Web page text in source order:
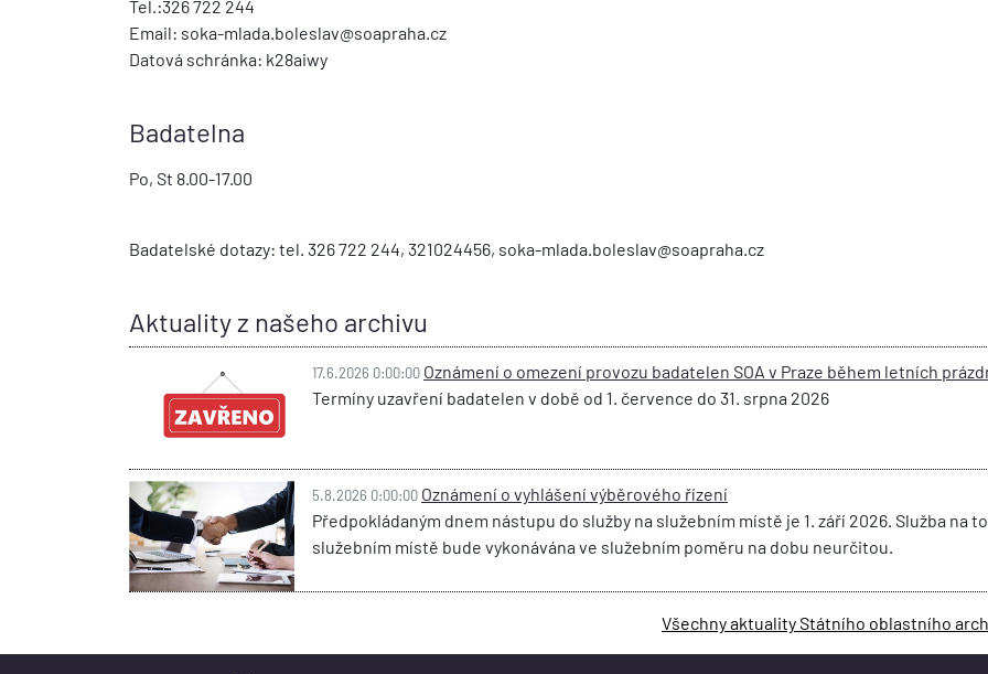
Tel.:326 722 244
Email: soka-mlada.boleslav@soapraha.cz
Datová schránka: k28aiwy
Badatelna
Po, St 8.00-17.00
Badatelské dotazy: tel. 326 722 244, 321024456, soka-mlada.boleslav@soapraha.cz
Aktuality z našeho archivu
17.6.2026 0:00:00 Oznámení o omezení provozu badatelen SOA v Praze během letních
Termíny uzavření badatelen v době od 1. července do 31. srpna 2026
5.8.2026 0:00:00 Oznámení o vyhlášení výběrového řízení
Předpokládaným dnem nástupu do služby na služebním místě je 1. září 2026. Služba na
služebním místě bude vykonávána ve služebním poměru na dobu neurčitou.
Všechny aktuality Státního oblastního